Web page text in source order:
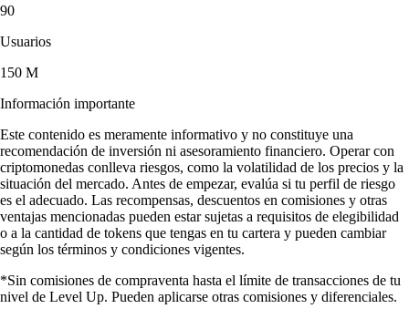
90
Usuarios
150 M
Información importante
Este contenido es meramente informativo y no constituye una
recomendación de inversión ni asesoramiento financiero. Operar con
criptomonedas conlleva riesgos, como la volatilidad de los precios y la
situación del mercado. Antes de empezar, evalúa si tu perfil de riesgo
es el adecuado. Las recompensas, descuentos en comisiones y otras
ventajas mencionadas pueden estar sujetas a requisitos de elegibilidad
o a la cantidad de tokens que tengas en tu cartera y pueden cambiar
según los términos y condiciones vigentes.
*Sin comisiones de compraventa hasta el límite de transacciones de tu
nivel de Level Up. Pueden aplicarse otras comisiones y diferenciales.